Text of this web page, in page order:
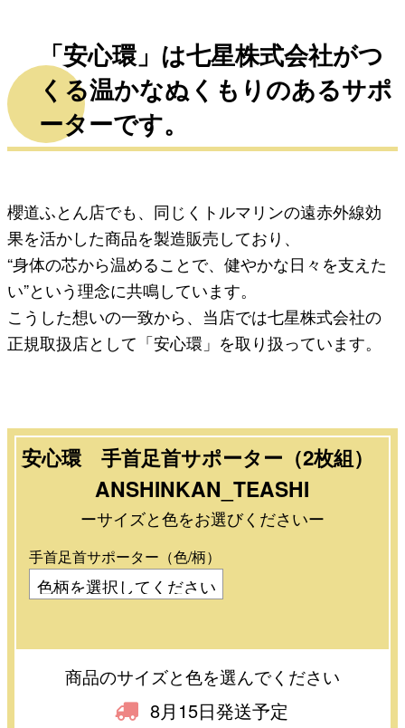
「安心環」は七星株式会社がつ
くる温かなぬくもりのあるサポ
ーターです。
櫻道ふとん店でも、同じくトルマリンの遠赤外線効
果を活かした商品を製造販売しており、
“身体の芯から温めることで、健やかな日々を支えた
い”という理念に共鳴しています。
こうした想いの一致から、当店では七星株式会社の
正規取扱店として「安心環」を取り扱っています。
安心環 手首足首サポーター（2枚組）
ANSHINKAN_TEASHI
ーサイズと色をお選びくださいー
手首足首サポーター（色/柄）
商品のサイズと色を選んでください
8月15日発送予定